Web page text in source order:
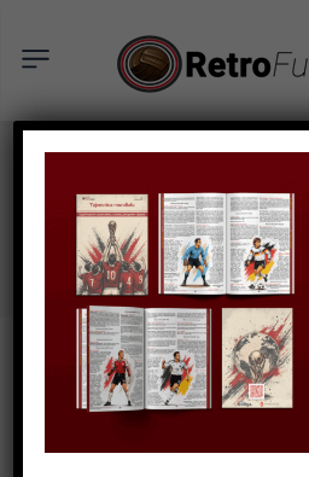
Tag: henryk